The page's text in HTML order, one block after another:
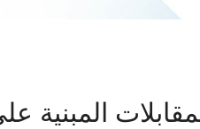
المبنية